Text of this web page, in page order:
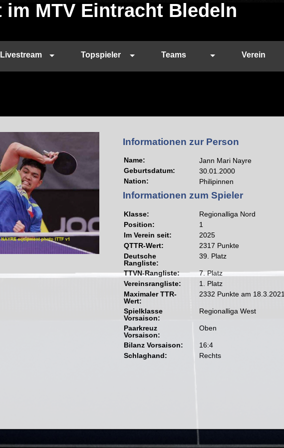
MTV Eintracht Bledeln
Livestream Topspieler Teams Verein
Informationen zur Person
Name:
Jann Mari Nayre
Geburtsdatum:
30.01.2000
Nation:
Philipinnen
Informationen zum Spieler
Klasse:
Regionalliga Nord
Position:
1
Im Verein seit:
2025
QTTR-Wert:
2317 Punkte
Deutsche
Rangliste:
39. Platz
TTVN-Rangliste:
7. Platz
Vereinsrangliste:
1. Platz
Maximaler TTR-
Wert:
2332 Punkte am 18.3.2021
Spielklasse
Vorsaison:
Regionalliga West
Paarkreuz
Vorsaison:
Oben
Bilanz Vorsaison:
16:4
Schlaghand:
Rechts